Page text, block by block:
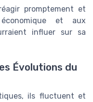
promptement et
et aux
influer sur sa
Évolutions du
ils fluctuent et